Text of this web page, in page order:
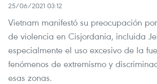
25/06/2021 03:12
Vietnam manifestó su preocupación
de violencia en Cisjordania, incluida
especialmente el uso excesivo de la
fenómenos de extremismo y
esas zonas.